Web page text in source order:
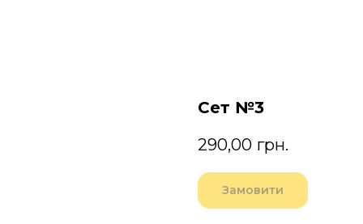
Сет №3
290,00 грн.
Замовити